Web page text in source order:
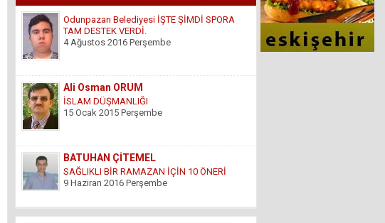
Ali Osman ORUM
BATUHAN ÇİTEMEL
GÜNDOĞDU YILDIRIM
9 Haziran 2016 Perşembe